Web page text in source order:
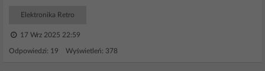
Elektronika Retro
17 Wrz 2025 22:59
Odpowiedzi: 19 Wyświetleń: 378